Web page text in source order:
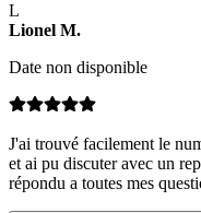
L
Lionel M.
Date non disponible
J'ai trouvé facilement le
et ai pu discuter avec un
répondu a toutes mes